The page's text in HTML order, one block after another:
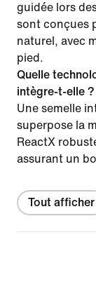
guidée lors
sont conçues
naturel, avec
pied.
Quelle
intègre-t-elle ?
Une semelle
superpose la
ReactX
assurant un
Tout afficher